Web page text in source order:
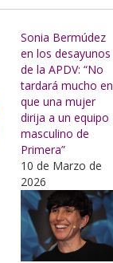
Sonia Bermúdez
en los desayunos
de la APDV: “No
tardará mucho en
que una mujer
dirija a un equipo
masculino de
Primera”
10 de Marzo de
2026